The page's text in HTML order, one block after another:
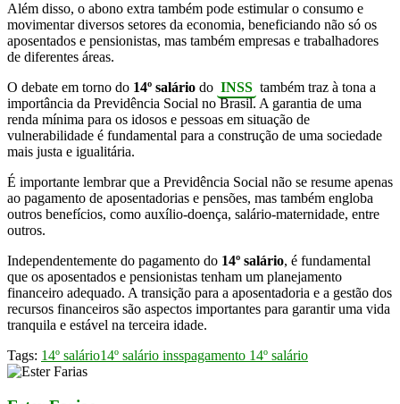
Além disso, o abono extra também pode estimular o consumo e
movimentar diversos setores da economia, beneficiando não só os
aposentados e pensionistas, mas também empresas e trabalhadores
de diferentes áreas.
O debate em torno do 14º salário do INSS também traz à tona a
importância da Previdência Social no Brasil. A garantia de uma
renda mínima para os idosos e pessoas em situação de
vulnerabilidade é fundamental para a construção de uma sociedade
mais justa e igualitária.
É importante lembrar que a Previdência Social não se resume apenas
ao pagamento de aposentadorias e pensões, mas também engloba
outros benefícios, como auxílio-doença, salário-maternidade, entre
outros.
Independentemente do pagamento do 14º salário, é fundamental
que os aposentados e pensionistas tenham um planejamento
financeiro adequado. A transição para a aposentadoria e a gestão dos
recursos financeiros são aspectos importantes para garantir uma vida
tranquila e estável na terceira idade.
Tags: 14º salário14º salário insspagamento 14º salário